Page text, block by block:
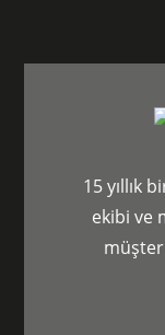
15 yıllık
ekibi ve